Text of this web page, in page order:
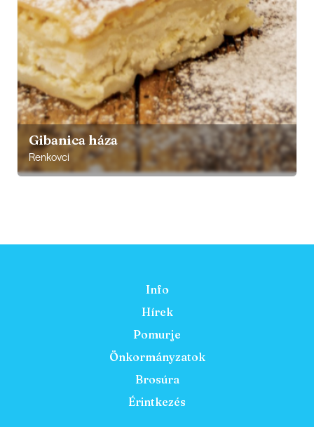
Gibanica háza
Renkovci
Info
Hírek
Pomurje
Önkormányzatok
Brosúra
Érintkezés